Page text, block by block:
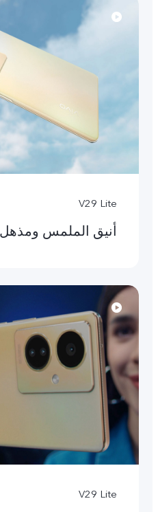
V29 Lite
أنيق الملمس
V29 Lite